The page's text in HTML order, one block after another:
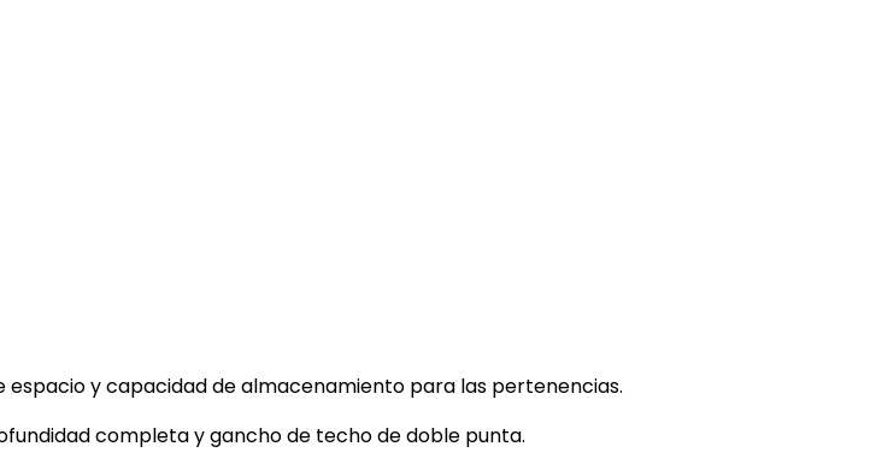
espacio y capacidad de almacenamiento para las pertenencias.
completa y gancho de techo de doble punta.